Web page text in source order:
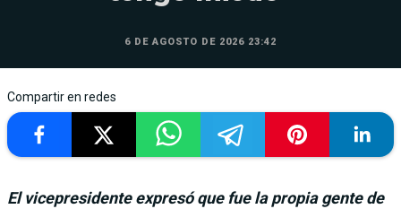
6 DE AGOSTO DE 2026 23:42
Compartir en redes
El vicepresidente expresó que fue la propia gente de